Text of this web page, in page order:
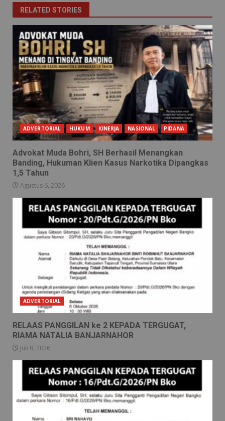
RELATED STORIES
ADVERTORIAL HUKUM KINERJA NASIONAL PIDANA
Advokat Muda Bohri, SH Berhasil Menangkan
Banding, Hukuman Klien Kasus Narkotika Dipangkas
1,5 Tahun
Agustus 6, 2026
ADVERTORIAL
RELAAS PANGGILAN ke 2 KEPADA TERGUGAT,
RIAMA NATALIA BANJARNAHOR
Juli 8, 2026